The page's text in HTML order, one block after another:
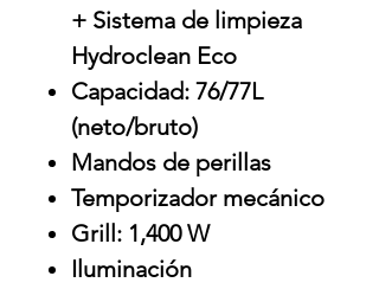
+ Sistema de limpieza
Hydroclean Eco
Capacidad: 76/77L
(neto/bruto)
Mandos de perillas
Temporizador mecánico
Grill: 1,400 W
Iluminación